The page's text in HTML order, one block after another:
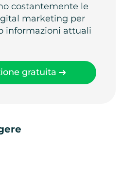
costantemente le
marketing per
informazioni attuali
gratuita